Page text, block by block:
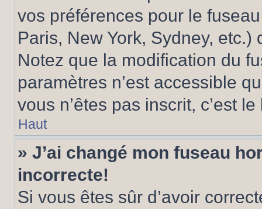
vos préférences pour le
Paris, New York, Sydney, etc.)
Notez que la modification du
paramètres n’est accessible
vous n’êtes pas inscrit, c’est
Haut
» J’ai changé mon fuseau
incorrecte!
Si vous êtes sûr d’avoir